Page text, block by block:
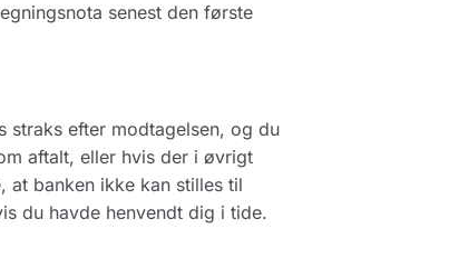
senest den første
straks efter modtagelsen, og du
aftalt, eller hvis der i øvrigt
at banken ikke kan stilles til
du havde henvendt dig i tide.